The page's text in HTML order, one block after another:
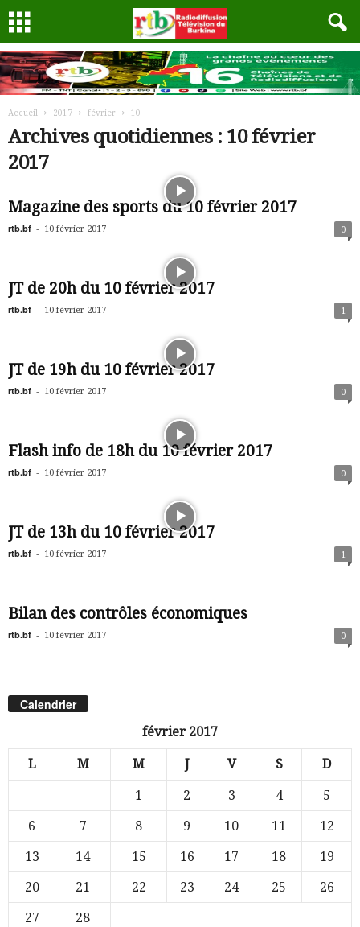
Accueil 2017 février 10
Archives quotidiennes : 10 février
2017
Magazine des sports du 10 février 2017
rtb.bf - 10 février 2017 0
JT de 20h du 10 février 2017
rtb.bf - 10 février 2017 1
JT de 19h du 10 février 2017
rtb.bf - 10 février 2017 0
Flash info de 18h du 10 février 2017
rtb.bf - 10 février 2017 0
JT de 13h du 10 février 2017
rtb.bf - 10 février 2017 1
Bilan des contrôles économiques
rtb.bf - 10 février 2017 0
Calendrier
février 2017
L M M J V S D
1 2 3 4
5
6
7 8 9 10 11
12
13
14 15 16 17 18
19
20
21 22 23 24 25
26
27
28